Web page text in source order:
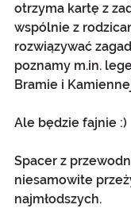
otrzyma kartę z
wspólnie z
rozwiązywać
poznamy m.in.
Bramie i
Ale będzie fajnie :)
Spacer z
niesamowite
najmłodszych.